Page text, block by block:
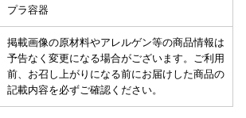
プラ容器
掲載画像の原材料やアレルゲン等の商品情報は
予告なく変更になる場合がございます。ご利用
前、お召し上がりになる前にお届けした商品の
記載内容を必ずご確認ください。